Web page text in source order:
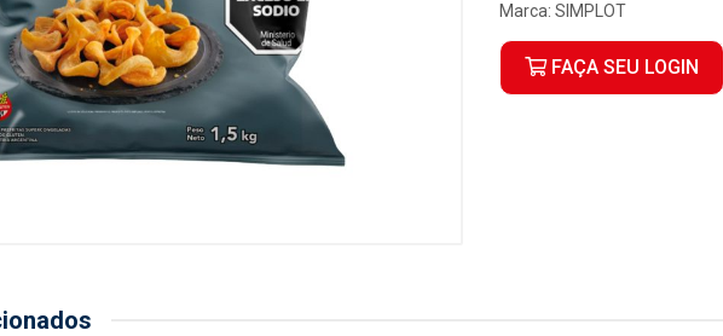
Marca: SIMPLOT
FAÇA SEU LOGIN